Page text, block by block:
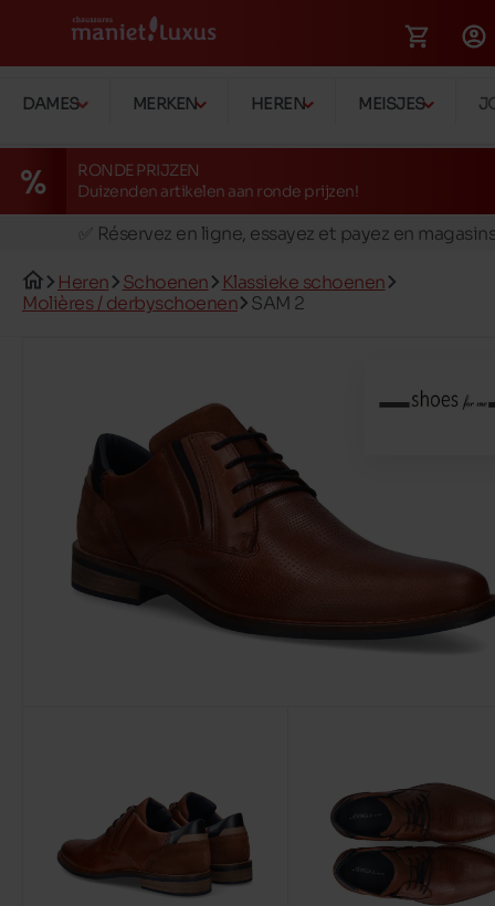
DAMES MERKEN HEREN MEISJES
RONDE PRIJZEN
Duizenden artikelen aan ronde prijzen!
🚛 Livraison gratuite en magasins
✅ Réservez en ligne, essayez et payez en
📦 Livraison à domicile gratuite dés 39€ d'achats
Heren Schoenen
Klassieke schoenen
Molières / derbyschoenen
SAM 2